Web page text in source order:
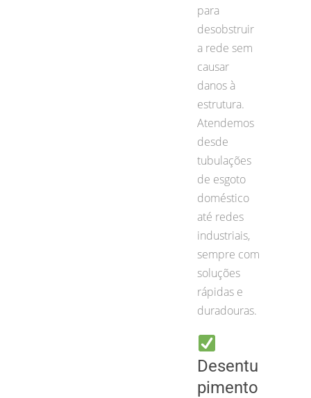
para
desobstruir
a rede sem
causar
danos à
estrutura.
Atendemos
desde
tubulações
de esgoto
doméstico
até redes
industriais,
sempre com
soluções
rápidas e
duradouras.
Desentu
pimento